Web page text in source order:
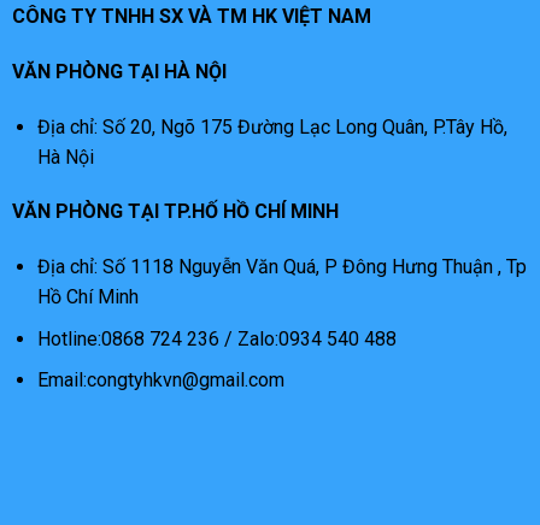
CÔNG TY TNHH SX VÀ TM HK VIỆT NAM
VĂN PHÒNG TẠI HÀ NỘI
Địa chỉ: Số 20, Ngõ 175 Đường Lạc Long Quân, P.Tây Hồ,
Hà Nội
VĂN PHÒNG TẠI TP.HỐ HỒ CHÍ MINH
Địa chỉ: Số 1118 Nguyễn Văn Quá, P Đông Hưng Thuận , Tp
Hồ Chí Minh
Hotline:0868 724 236 / Zalo:0934 540 488
Email:congtyhkvn@gmail.com